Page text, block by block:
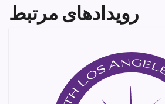
رویدادهای مرتبط